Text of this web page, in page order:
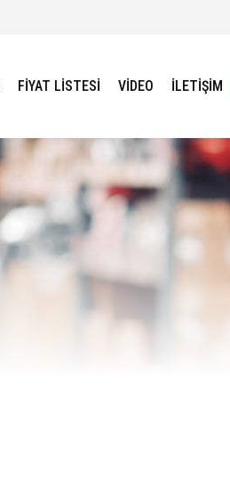
FİYAT LİSTESİ VİDEO İLETİŞİM